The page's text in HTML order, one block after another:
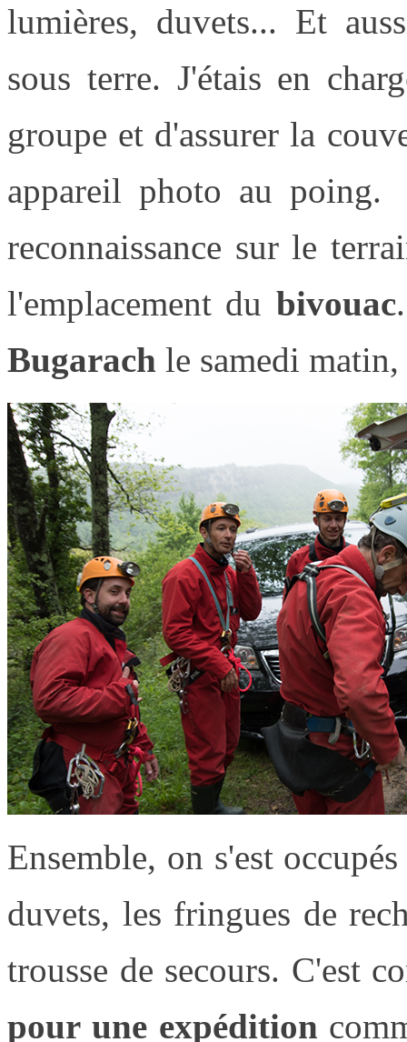
lumières, duvets... Et
sous terre. J'étais en
groupe et d'assurer la
appareil photo au
reconnaissance sur le
l'emplacement du bivouac
Bugarach le samedi
Ensemble, on s'est
duvets, les fringues de
trousse de secours. C'est
pour une expédition